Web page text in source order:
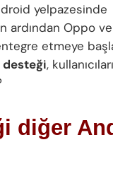
yelpazesinde
ardından Oppo
etmeye
desteği,
diğer